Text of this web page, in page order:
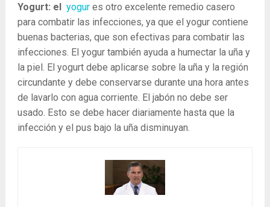
Yogurt: el yogures otro excelente remedio casero
para combatir las infecciones, ya que el yogur contiene
buenas bacterias, que son efectivas para combatir las
infecciones. El yogur también ayuda a humectar la uña y
la piel. El yogurt debe aplicarse sobre la uña y la región
circundante y debe conservarse durante una hora antes
de lavarlo con agua corriente. El jabón no debe ser
usado. Esto se debe hacer diariamente hasta que la
infección y el pus bajo la uña disminuyan.